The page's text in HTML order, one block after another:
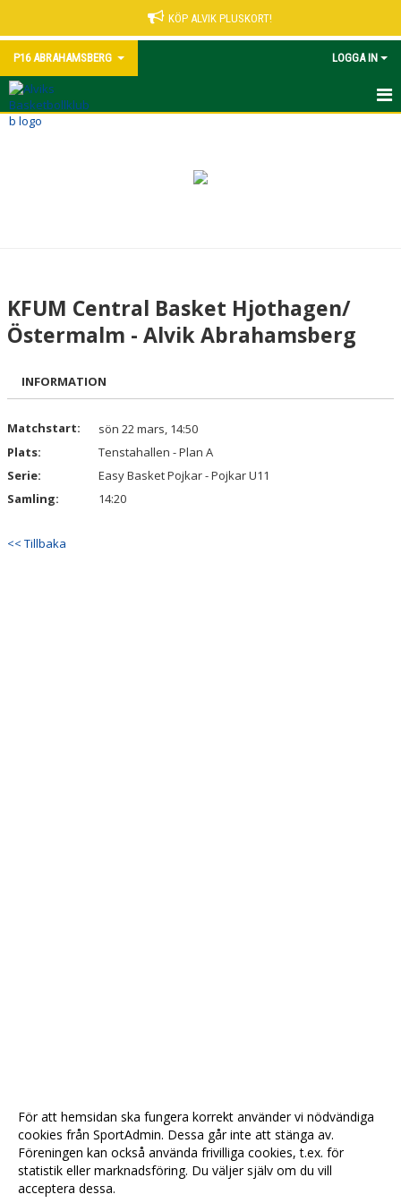
KÖP ALVIK PLUSKORT!
P16 ABRAHAMSBERG LOGGA IN
HEM
BILDGALLERI
KONTAKT
KFUM Central Basket Hjothagen/
Östermalm - Alvik Abrahamsberg
INFORMATION
Matchstart:
sön 22 mars, 14:50
Plats:
Tenstahallen - Plan A
Serie:
Easy Basket Pojkar - Pojkar U11
Samling:
14:20
<< Tillbaka
För att hemsidan ska fungera korrekt använder vi nödvändiga
cookies från SportAdmin. Dessa går inte att stänga av.
Föreningen kan också använda frivilliga cookies, t.ex. för
statistik eller marknadsföring. Du väljer själv om du vill
acceptera dessa.